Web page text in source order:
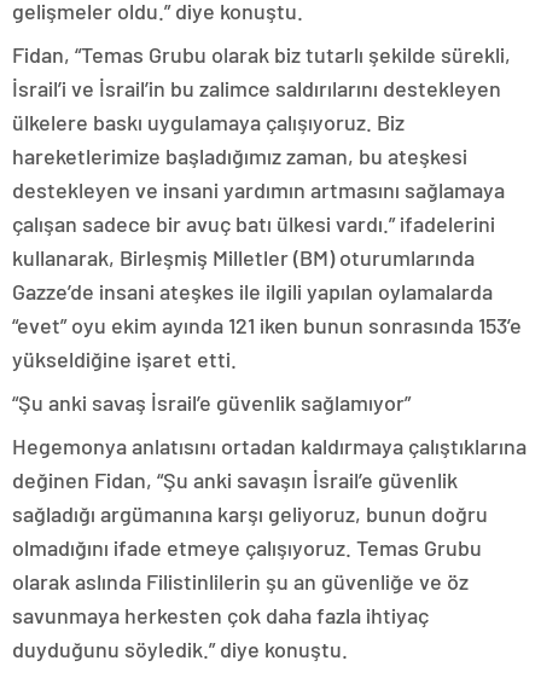
gelişmeler oldu.” diye konuştu.
Fidan, “Temas Grubu olarak biz tutarlı şekilde sürekli,
İsrail’i ve İsrail’in bu zalimce saldırılarını destekleyen
ülkelere baskı uygulamaya çalışıyoruz. Biz
hareketlerimize başladığımız zaman, bu ateşkesi
destekleyen ve insani yardımın artmasını sağlamaya
çalışan sadece bir avuç batı ülkesi vardı.” ifadelerini
kullanarak, Birleşmiş Milletler (BM) oturumlarında
Gazze’de insani ateşkes ile ilgili yapılan oylamalarda
“evet” oyu ekim ayında 121 iken bunun sonrasında 153’e
yükseldiğine işaret etti.
“Şu anki savaş İsrail’e güvenlik sağlamıyor”
Hegemonya anlatısını ortadan kaldırmaya çalıştıklarına
değinen Fidan, “Şu anki savaşın İsrail’e güvenlik
sağladığı argümanına karşı geliyoruz, bunun doğru
olmadığını ifade etmeye çalışıyoruz. Temas Grubu
olarak aslında Filistinlilerin şu an güvenliğe ve öz
savunmaya herkesten çok daha fazla ihtiyaç
duyduğunu söyledik.” diye konuştu.